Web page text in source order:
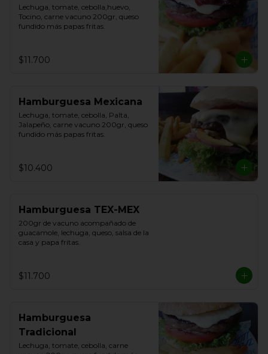
Lechuga, tomate, cebolla,huevo,
Tocino, carne vacuno 200gr, queso
fundido más papas fritas.
$11.700
Hamburguesa Mexicana
Lechuga, tomate, cebolla, Palta,
Jalapeño, carne vacuno 200gr, queso
fundido más papas fritas.
$10.400
Hamburguesa TEX-MEX
200gr de vacuno acompañado de
guacamole, lechuga, queso, salsa de la
casa y papa fritas.
$11.700
Hamburguesa
Tradicional
Lechuga, tomate, cebolla, carne